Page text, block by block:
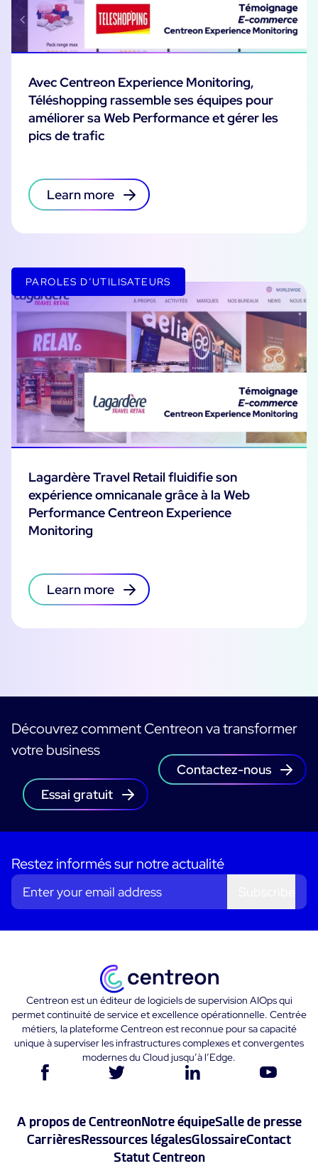
Avec Centreon Experience Monitoring,
Téléshopping rassemble ses équipes pour
améliorer sa Web Performance et gérer les
pics de trafic
Learn more
PAROLES D’UTILISATEURS
Lagardère Travel Retail fluidifie son
expérience omnicanale grâce à la Web
Performance Centreon Experience
Monitoring
Learn more
Découvrez comment Centreon va transformer
votre business
Contactez-nous
Essai gratuit
Restez informés sur notre actualité
Centreon est un éditeur de logiciels de supervision AIOps qui
permet continuité de service et excellence opérationnelle. Centrée
métiers, la plateforme Centreon est reconnue pour sa capacité
unique à superviser les infrastructures complexes et convergentes
modernes du Cloud jusqu’à l’Edge.
A propos de CentreonNotre équipeSalle de presse
CarrièresRessources légalesGlossaireContact
Statut Centreon